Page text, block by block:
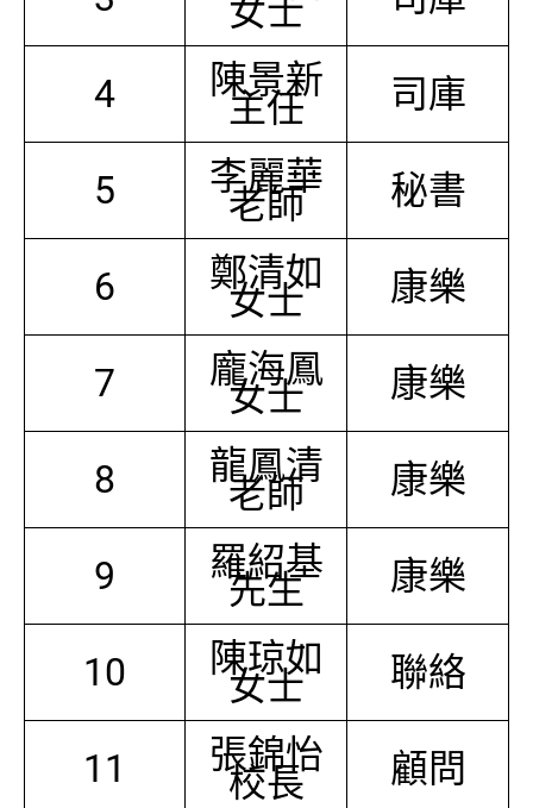
女士
4 陳景新
主任 司庫
5 李麗華
老師 秘書
6 鄭清如
女士 康樂
7 龐海鳳
女士 康樂
8 龍鳳清
老師 康樂
9 羅紹基
先生 康樂
10 陳琼如
女士 聯絡
11 張錦怡
校長 顧問